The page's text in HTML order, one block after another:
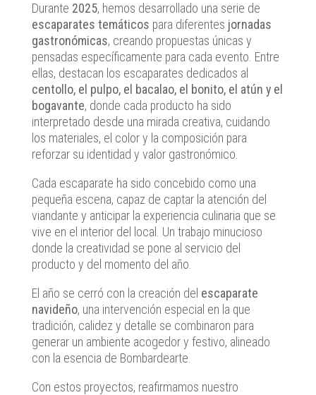
Durante 2025, hemos desarrollado una serie de
escaparates temáticos para diferentes jornadas
gastronómicas, creando propuestas únicas y
pensadas específicamente para cada evento. Entre
ellas, destacan los escaparates dedicados al
centollo, el pulpo, el bacalao, el bonito, el atún y el
bogavante, donde cada producto ha sido
interpretado desde una mirada creativa, cuidando
los materiales, el color y la composición para
reforzar su identidad y valor gastronómico.
Cada escaparate ha sido concebido como una
pequeña escena, capaz de captar la atención del
viandante y anticipar la experiencia culinaria que se
vive en el interior del local. Un trabajo minucioso
donde la creatividad se pone al servicio del
producto y del momento del año.
El año se cerró con la creación del escaparate
navideño, una intervención especial en la que
tradición, calidez y detalle se combinaron para
generar un ambiente acogedor y festivo, alineado
con la esencia de Bombardearte.
Con estos proyectos, reafirmamos nuestro